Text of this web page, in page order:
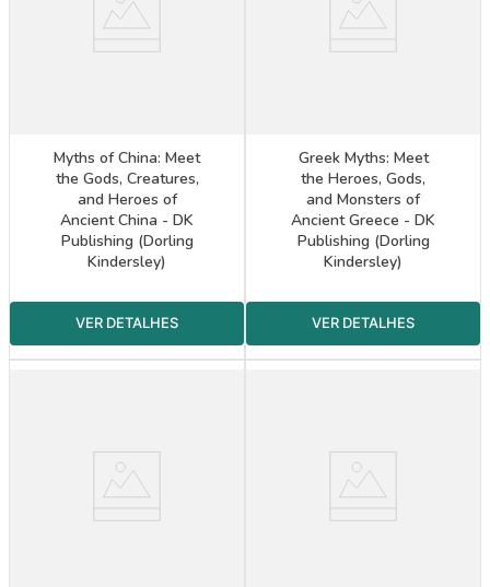
Myths of China: Meet
the Gods, Creatures,
and Heroes of
Ancient China - DK
Publishing (Dorling
Kindersley)
Greek Myths: Meet
the Heroes, Gods,
and Monsters of
Ancient Greece - DK
Publishing (Dorling
Kindersley)